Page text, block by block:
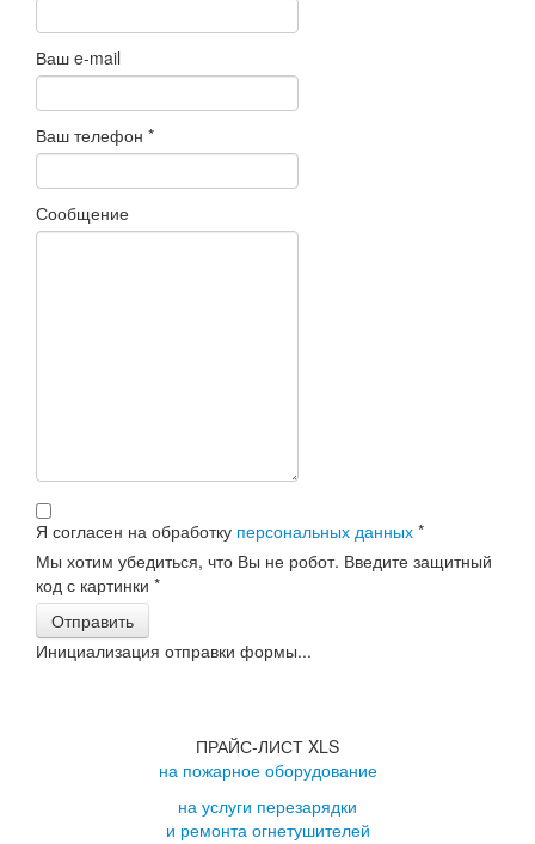
Ваш e-mail
Ваш телефон *
Сообщение
Я согласен на обработку персональных данных *
Мы хотим убедиться, что Вы не робот. Введите защитный
код с картинки *
Отправить
Инициализация отправки формы...
ПРАЙС-ЛИСТ XLS
на пожарное оборудование
на услуги перезарядки
и ремонта огнетушителей